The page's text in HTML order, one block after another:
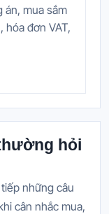
án, mua sắm
đơn VAT,
hỏi
những câu
cân nhắc mua,